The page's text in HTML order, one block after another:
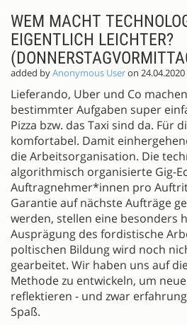
WEM MACHT
EIGENTLICH LEICHTER?
added byAnonymous Useron 24.04.2020
Lieferando, Uber und Co
bestimmter Aufgaben super
Pizza bzw. das Taxi sind da. Für
komfortabel. Damit
die Arbeitsorganisation. Die
algorithmisch organisierte Gig-
Auftragnehmer*innen pro
Garantie auf nächste Aufträge
werden, stellen eine besonders
Ausprägung des fordistische
poltischen Bildung wird noch
gearbeitet. Wir haben uns auf
Methode zu entwickeln, um
reflektieren - und zwar
Spaß.